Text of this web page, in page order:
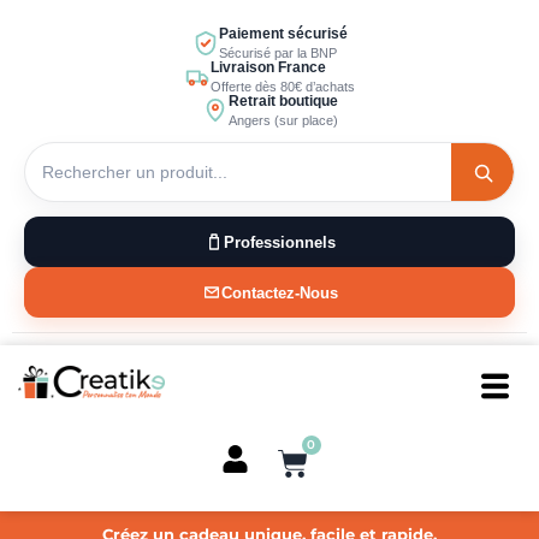
Paiement sécurisé
Sécurisé par la BNP
Livraison France
Offerte dès 80€ d’achats
Retrait boutique
Angers (sur place)
Professionnels
Contactez-Nous
0
Panier
Créez un cadeau unique, facile et rapide.